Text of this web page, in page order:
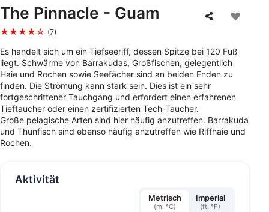
The Pinnacle - Guam
★★★★☆ (7)
Es handelt sich um ein Tiefseeriff, dessen Spitze bei 120 Fuß
liegt. Schwärme von Barrakudas, Großfischen, gelegentlich
Haie und Rochen sowie Seefächer sind an beiden Enden zu
finden. Die Strömung kann stark sein. Dies ist ein sehr
fortgeschrittener Tauchgang und erfordert einen erfahrenen
Tieftaucher oder einen zertifizierten Tech-Taucher.
Große pelagische Arten sind hier häufig anzutreffen. Barrakuda
und Thunfisch sind ebenso häufig anzutreffen wie Riffhaie und
Rochen.
Aktivität
Metrisch
(m, °C)
Imperial
(ft, °F)